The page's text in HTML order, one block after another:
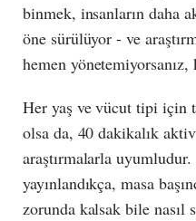
binmek, insanların daha
öne sürülüyor - ve
hemen
Her yaş ve vücut tipi için
olsa da, 40 dakikalık
araştırmalarla
yayınlandıkça, masa
zorunda kalsak bile nasıl